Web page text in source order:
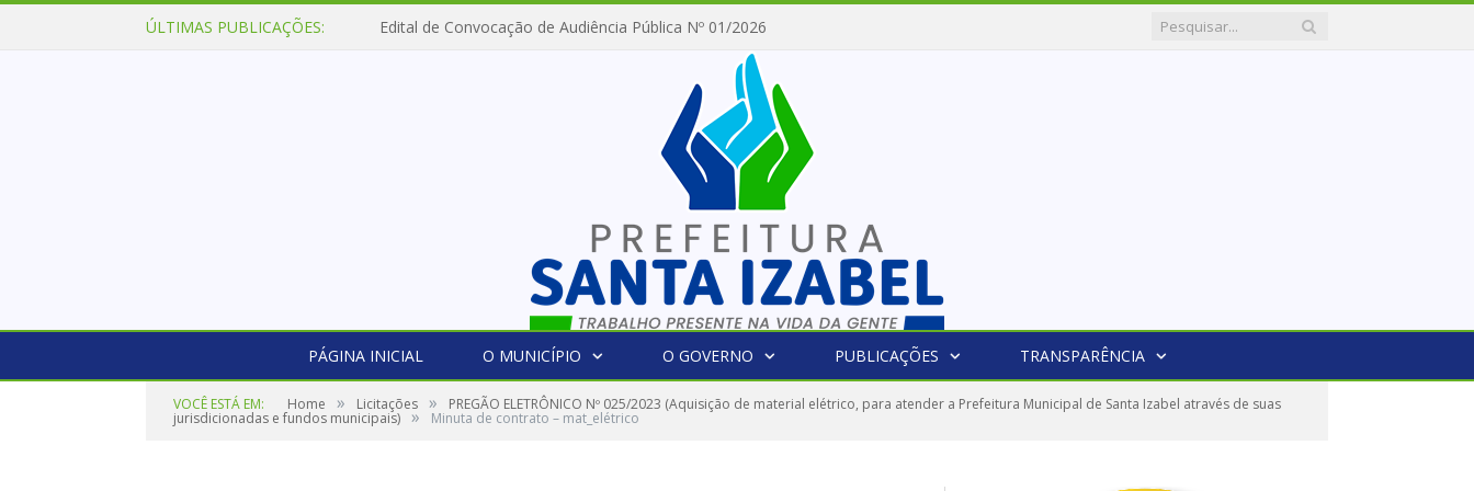
ÚLTIMAS PUBLICAÇÕES: Edital de Convocação de Audiência Pública Nº 01/2026
PÁGINA INICIAL O MUNICÍPIO O GOVERNO PUBLICAÇÕES TRANSPARÊNCIA
VOCÊ ESTÁ EM: Home » Licitações » PREGÃO ELETRÔNICO Nº 025/2023 (Aquisição de material elétrico, para atender a Prefeitura Municipal de Santa Izabel através de suas
jurisdicionadas e fundos municipais) » Minuta de contrato – mat_elétrico